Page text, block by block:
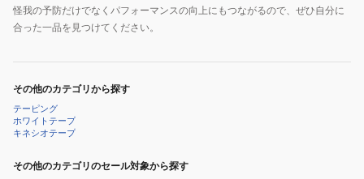
怪我の予防だけでなくパフォーマンスの向上にもつながるので、ぜひ自分に
合った一品を見つけてください。
その他のカテゴリから探す
テーピング
ホワイトテープ
キネシオテープ
その他のカテゴリのセール対象から探す